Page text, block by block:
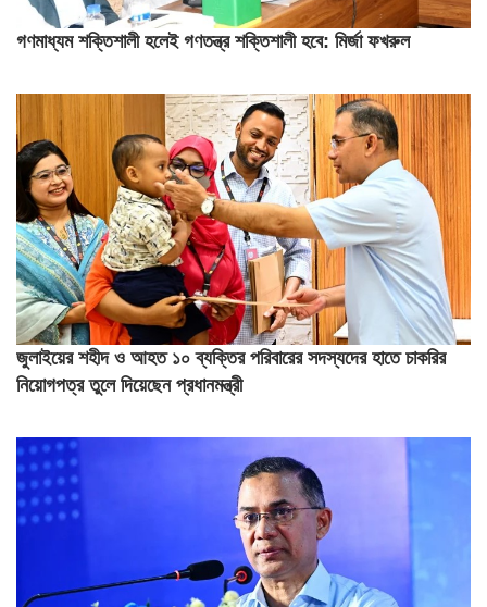
গণমাধ্যম শক্তিশালী হলেই গণতন্ত্র শক্তিশালী হবে: মির্জা ফখরুল
জুলাইয়ের শহীদ ও আহত ১০ ব্যক্তির পরিবারের সদস্যদের হাতে চাকরির
নিয়োগপত্র তুলে দিয়েছেন প্রধানমন্ত্রী